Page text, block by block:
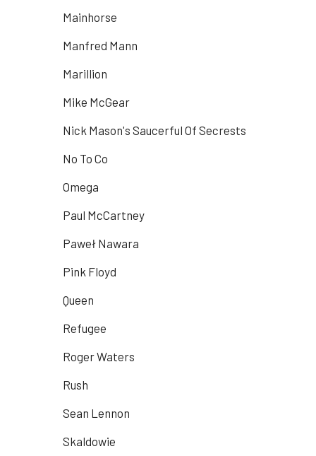
Mainhorse
Manfred Mann
Marillion
Mike McGear
Nick Mason's Saucerful Of Secrests
No To Co
Omega
Paul McCartney
Paweł Nawara
Pink Floyd
Queen
Refugee
Roger Waters
Rush
Sean Lennon
Skaldowie